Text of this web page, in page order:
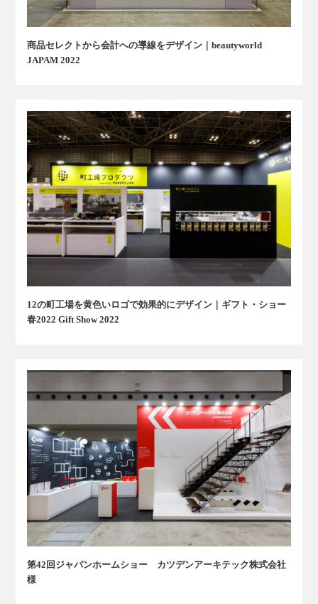
商品セレクトから会計への導線をデザイン｜beautyworld
JAPAM 2022
12の町工場を黄色いロゴで効果的にデザイン｜ギフト・ショー
春2022 Gift Show 2022
第42回ジャパンホームショー カツデンアーキテック株式会社
様